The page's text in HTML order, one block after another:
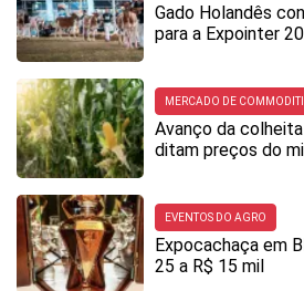
Gado Holandês
para a Expointer
MERCADO DE
Avanço da
ditam preços do
EVENTOS DO AGRO
Expocachaça em
25 a R$ 15 mil